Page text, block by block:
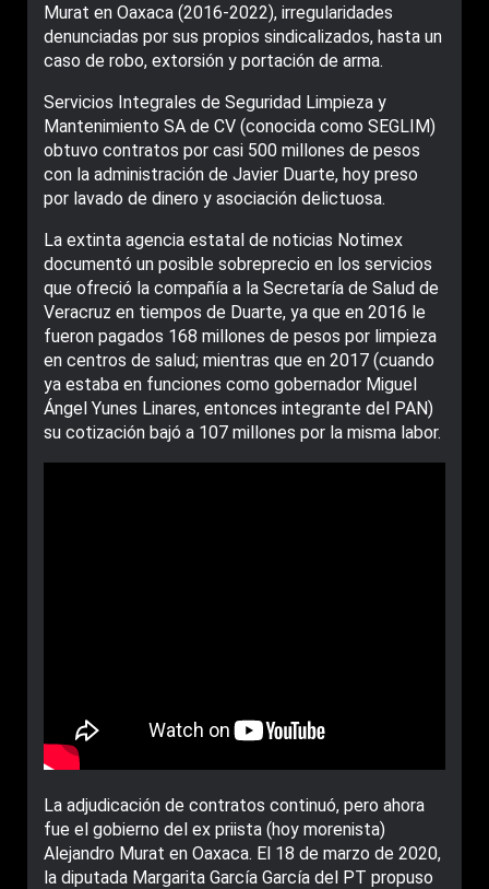
Murat en Oaxaca (2016-2022), irregularidades
denunciadas por sus propios sindicalizados, hasta un
caso de robo, extorsión y portación de arma.
Servicios Integrales de Seguridad Limpieza y
Mantenimiento SA de CV (conocida como SEGLIM)
obtuvo contratos por casi 500 millones de pesos
con la administración de Javier Duarte, hoy preso
por lavado de dinero y asociación delictuosa.
La extinta agencia estatal de noticias Notimex
documentó un posible sobreprecio en los servicios
que ofreció la compañía a la Secretaría de Salud de
Veracruz en tiempos de Duarte, ya que en 2016 le
fueron pagados 168 millones de pesos por limpieza
en centros de salud; mientras que en 2017 (cuando
ya estaba en funciones como gobernador Miguel
Ángel Yunes Linares, entonces integrante del PAN)
su cotización bajó a 107 millones por la misma labor.
La adjudicación de contratos continuó, pero ahora
fue el gobierno del ex priista (hoy morenista)
Alejandro Murat en Oaxaca. El 18 de marzo de 2020,
la diputada Margarita García García del PT propuso